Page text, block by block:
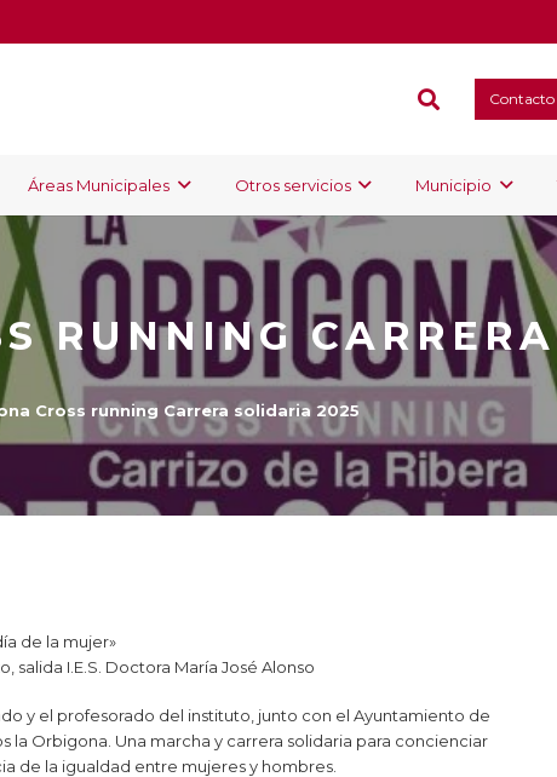
Contacto
Áreas Municipales Otros servicios Municipio
RUNNING
Cross running Carrera solidaria 2025
de la mujer»
salida I.E.S. Doctora María José Alonso
y el profesorado del instituto, junto con el Ayuntamiento de
la Orbigona. Una marcha y carrera solidaria para concienciar
de la igualdad entre mujeres y hombres.